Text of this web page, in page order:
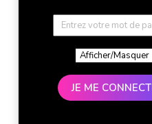
Afficher/Masquer
JE ME